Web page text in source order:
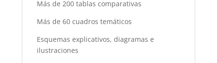
Más de 200 tablas comparativas
Más de 60 cuadros temáticos
Esquemas explicativos, diagramas e
ilustraciones